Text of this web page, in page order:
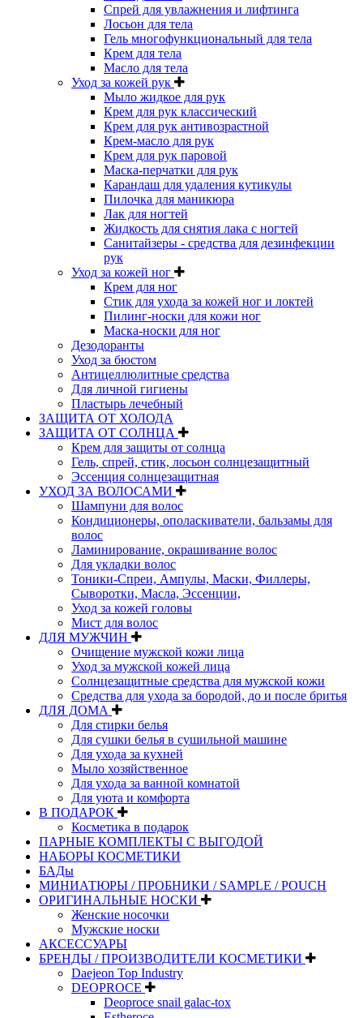
Спрей для увлажнения и лифтинга
Лосьон для тела
Гель многофункциональный для тела
Крем для тела
Масло для тела
Уход за кожей рук
Мыло жидкое для рук
Крем для рук классический
Крем для рук антивозрастной
Крем-масло для рук
Крем для рук паровой
Маска-перчатки для рук
Карандаш для удаления кутикулы
Пилочка для маникюра
Лак для ногтей
Жидкость для снятия лака с ногтей
Санитайзеры - средства для дезинфекции
рук
Уход за кожей ног
Крем для ног
Стик для ухода за кожей ног и локтей
Пилинг-носки для кожи ног
Маска-носки для ног
Дезодоранты
Уход за бюстом
Антицеллюлитные средства
Для личной гигиены
Пластырь лечебный
ЗАЩИТА ОТ ХОЛОДА
ЗАЩИТА ОТ СОЛНЦА
Крем для защиты от солнца
Гель, спрей, стик, лосьон солнцезащитный
Эссенция солнцезащитная
УХОД ЗА ВОЛОСАМИ
Шампуни для волос
Кондиционеры, ополаскиватели, бальзамы для
волос
Ламинирование, окрашивание волос
Для укладки волос
Тоники-Спреи, Ампулы, Маски, Филлеры,
Сыворотки, Масла, Эссенции,
Уход за кожей головы
Мист для волос
ДЛЯ МУЖЧИН
Очищение мужской кожи лица
Уход за мужской кожей лица
Солнцезащитные средства для мужской кожи
Средства для ухода за бородой, до и после бритья
ДЛЯ ДОМА
Для стирки белья
Для сушки белья в сушильной машине
Для ухода за кухней
Мыло хозяйственное
Для ухода за ванной комнатой
Для уюта и комфорта
В ПОДАРОК
Косметика в подарок
ПАРНЫЕ КОМПЛЕКТЫ С ВЫГОДОЙ
НАБОРЫ КОСМЕТИКИ
БАДы
МИНИАТЮРЫ / ПРОБНИКИ / SAMPLE / POUCH
ОРИГИНАЛЬНЫЕ НОСКИ
Женские носочки
Мужские носки
АКСЕССУАРЫ
БРЕНДЫ / ПРОИЗВОДИТЕЛИ КОСМЕТИКИ
Daejeon Top Industry
DEOPROCE
Deoproce snail galac-tox